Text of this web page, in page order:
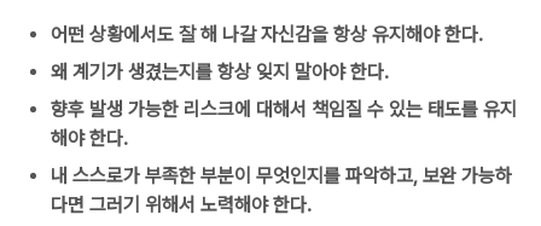
어떤 상황에서도 잘 해 나갈 자신감을 항상 유지해야 한다.
왜 계기가 생겼는지를 항상 잊지 말아야 한다.
향후 발생 가능한 리스크에 대해서 책임질 수 있는 태도를 유지
해야 한다.
내 스스로가 부족한 부분이 무엇인지를 파악하고, 보완 가능하
다면 그러기 위해서 노력해야 한다.